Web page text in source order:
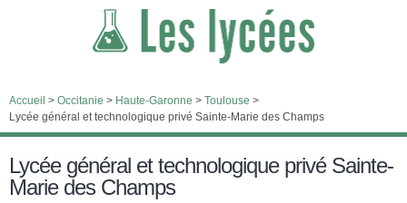
Accueil > Occitanie > Haute-Garonne > Toulouse >
Lycée général et technologique privé Sainte-Marie des Champs
Lycée général et technologique privé Sainte-
Marie des Champs